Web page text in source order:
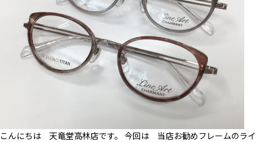
こんにちは 天竜堂高林店です。 今回は 当店お勧めフレームのライ